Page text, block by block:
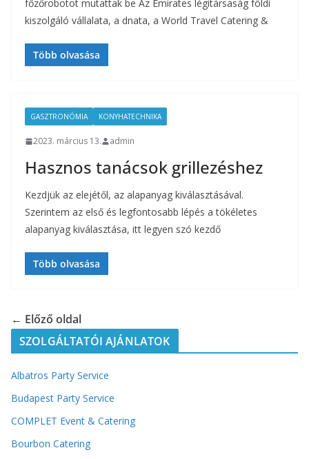
főzőrobotot mutattak be Az Emirates légitársaság földi
kiszolgáló vállalata, a dnata, a World Travel Catering &
Több olvasása
GASZTRONÓMIA KONYHATECHNIKA
2023. március 13. admin
Hasznos tanácsok grillezéshez
Kezdjük az elejétől, az alapanyag kiválasztásával.
Szerintem az első és legfontosabb lépés a tökéletes
alapanyag kiválasztása, itt legyen szó kezdő
Több olvasása
← Előző oldal
SZOLGÁLTATÓI AJÁNLATOK
Albatros Party Service
Budapest Party Service
COMPLET Event & Catering
Bourbon Catering